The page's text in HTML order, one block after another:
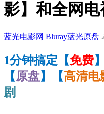
影】和全网电
蓝光电影网 Bluray蓝光原盘
1分钟搞定【免费
【原盘】【高清电
剧